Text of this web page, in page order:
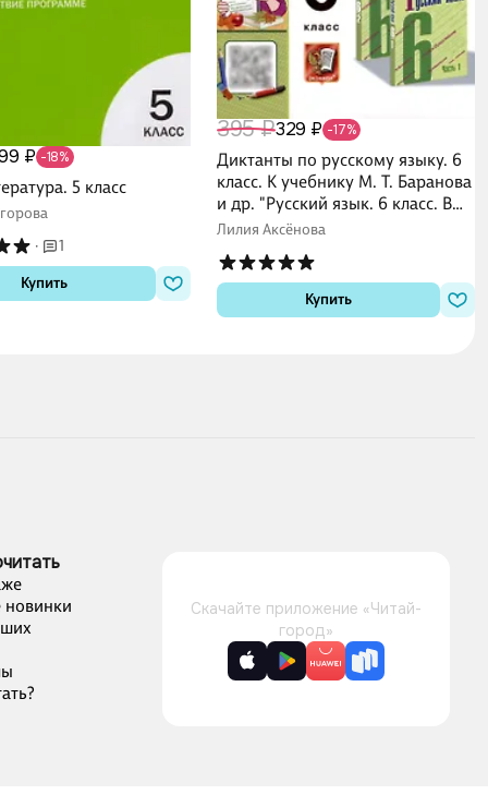
₽ -18%
5 класс
·
1
Купить
395 ₽329 ₽ -17%
Диктанты по русскому языку. 6
класс. К учебнику М. Т. Баранова
и др. "Русский язык. 6 класс. В
двух частях"
Лилия Аксёнова
Купить
новинки
Скачайте приложение «Читай-
город»